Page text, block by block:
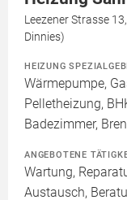
Leezener Strasse
Dinnies)
HEIZUNG
Wärmepumpe,
Pelletheizung,
Badezimmer,
ANGEBOTENE
Wartung,
Austausch,